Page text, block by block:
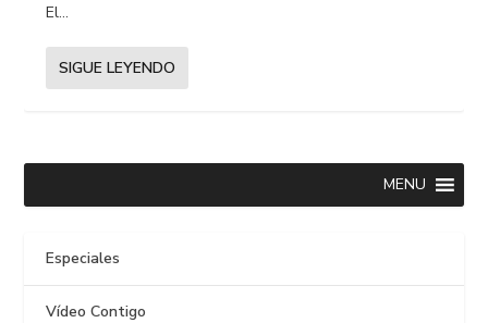
El...
SIGUE LEYENDO
MENU
Especiales
Vídeo Contigo